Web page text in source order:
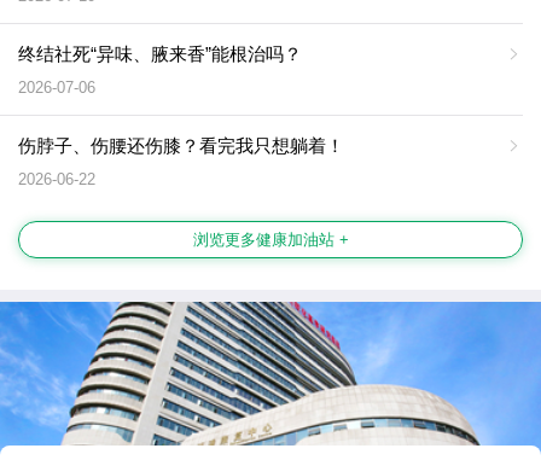
终结社死“异味、腋来香”能根治吗？
2026-07-06
伤脖子、伤腰还伤膝？看完我只想躺着！
2026-06-22
浏览更多健康加油站 +